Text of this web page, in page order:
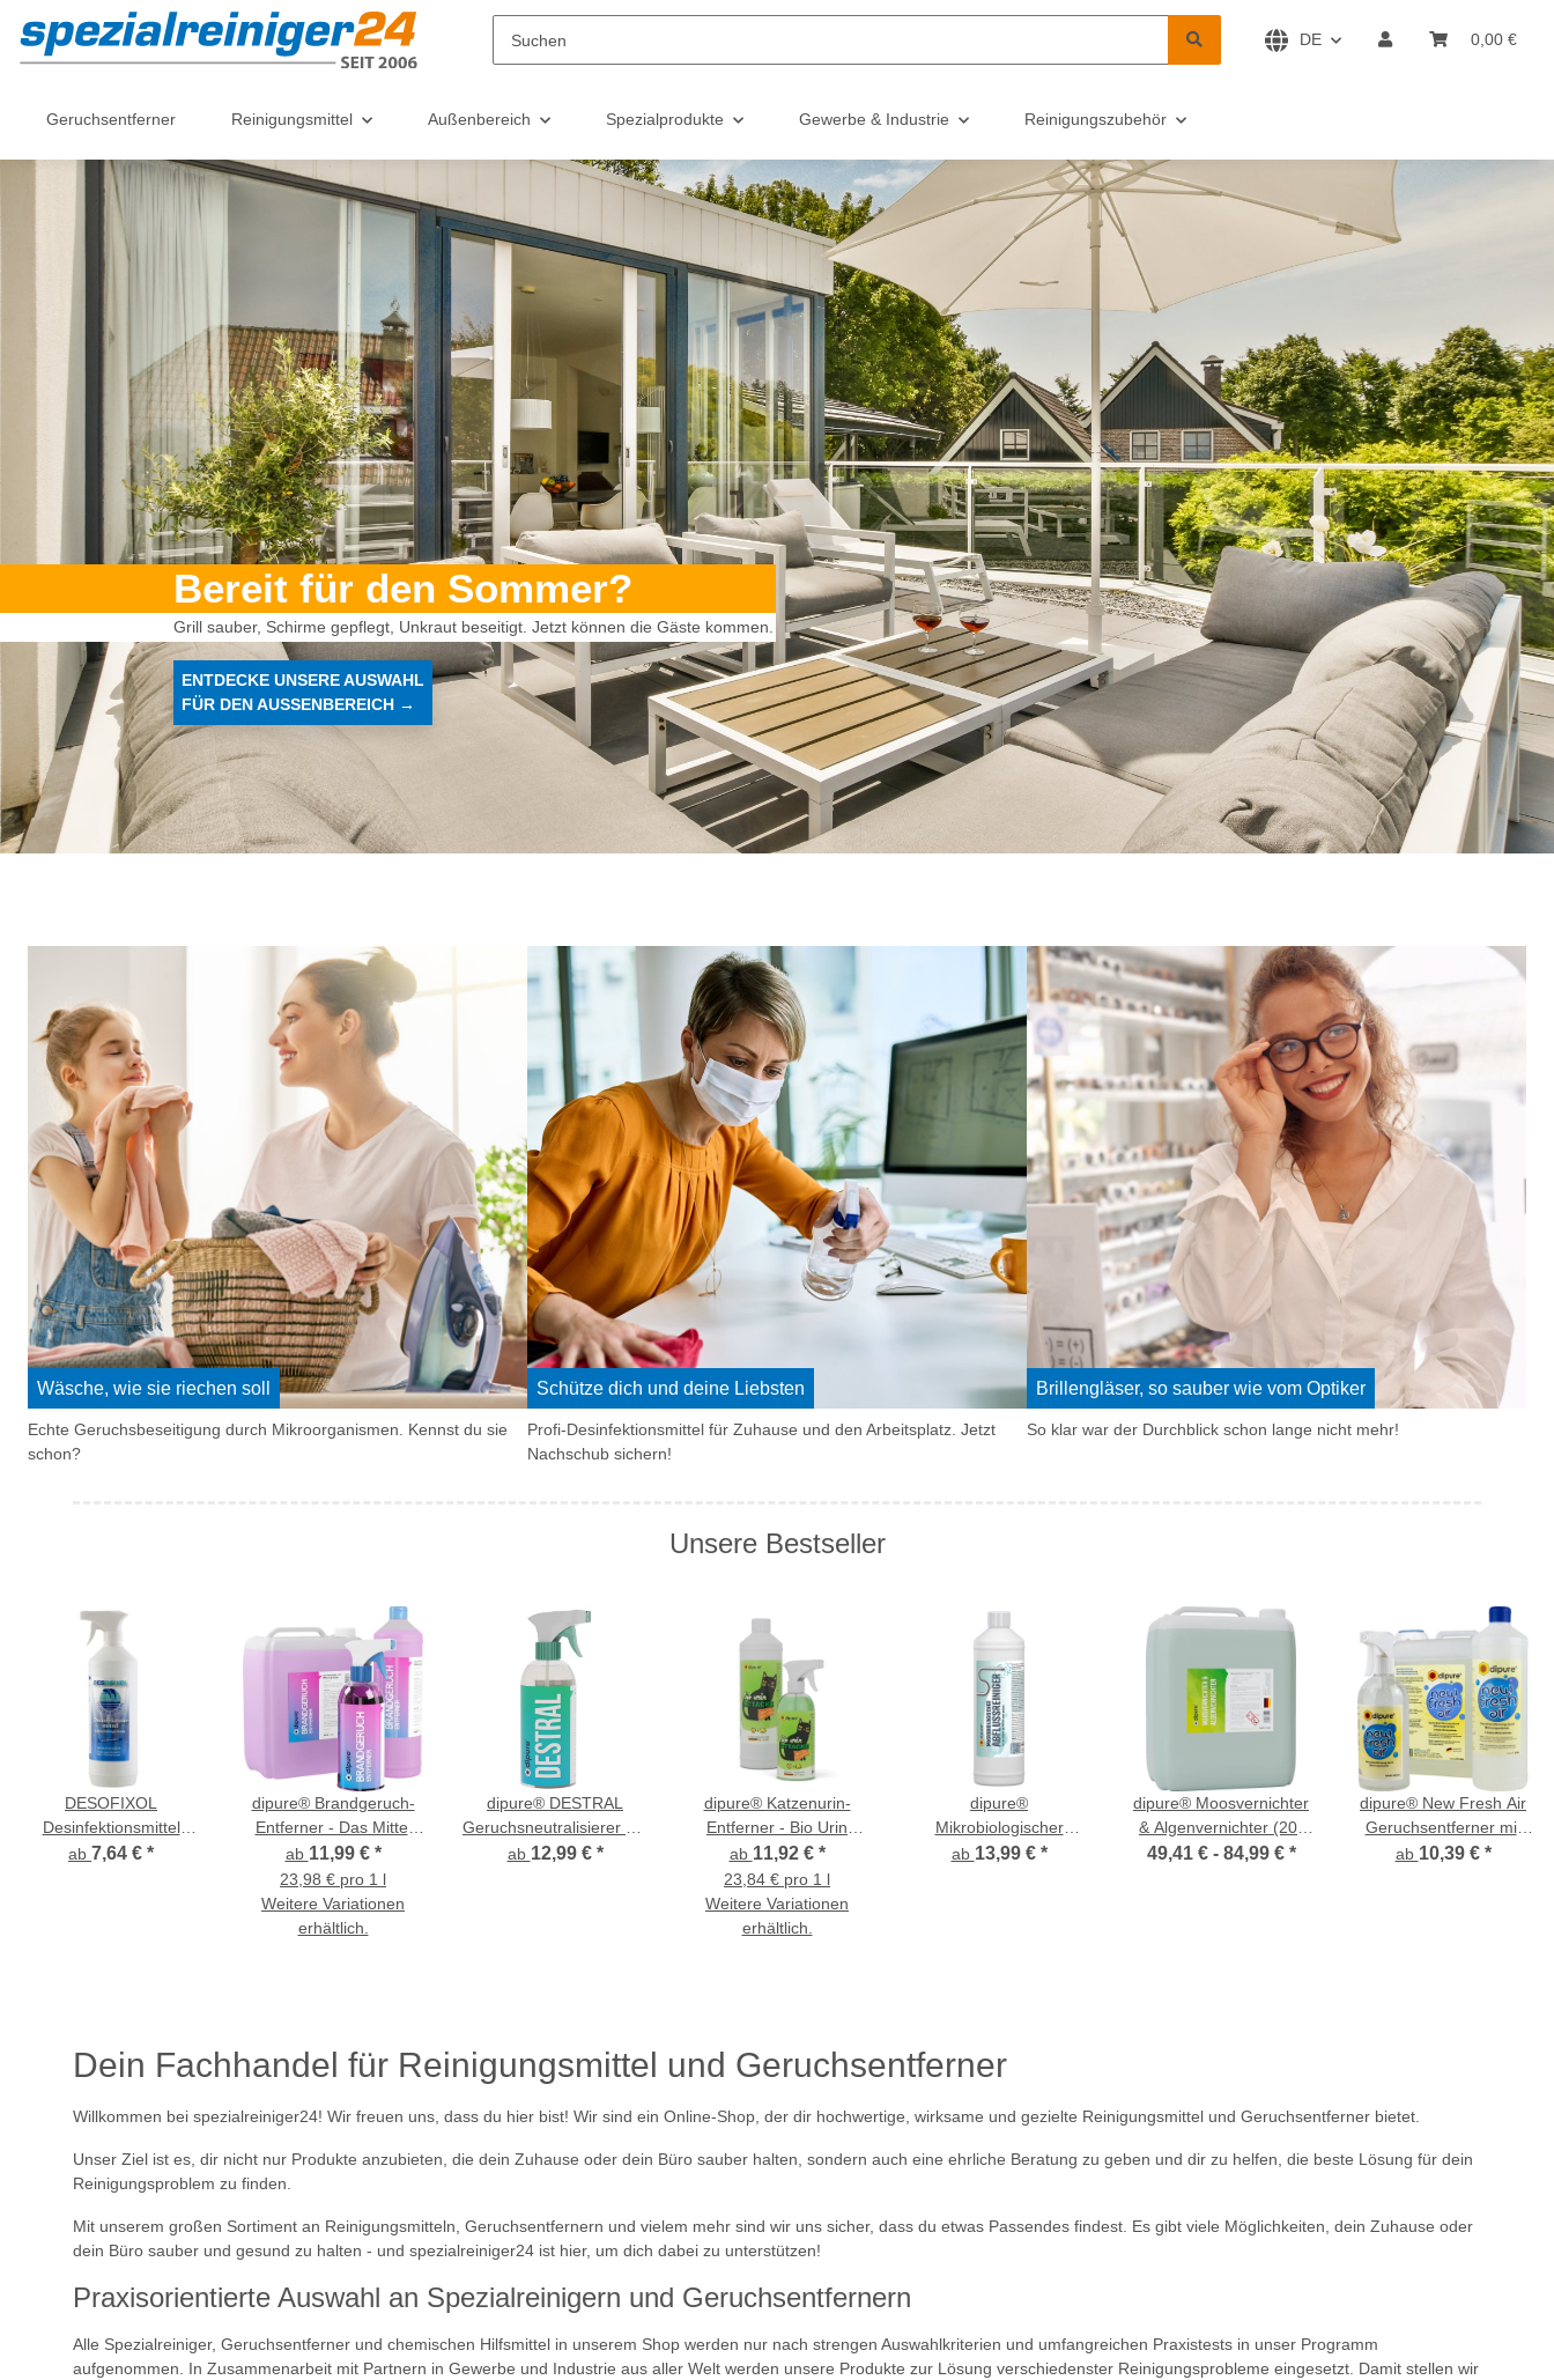
DE 0,00 €
Geruchsentferner Reinigungsmittel Außenbereich Spezialprodukte Gewerbe & Industrie Reinigungszubehör
Bereit für den Sommer?
Grill sauber, Schirme gepflegt, Unkraut beseitigt. Jetzt können die Gäste kommen.
ENTDECKE UNSERE AUSWAHL
FÜR DEN AUSSENBEREICH →
Wäsche, wie sie riechen soll
Echte Geruchsbeseitigung durch Mikroorganismen. Kennst du sie
schon?
Schütze dich und deine Liebsten
Profi-Desinfektionsmittel für Zuhause und den Arbeitsplatz. Jetzt
Nachschub sichern!
Brillengläser, so sauber wie vom Optiker
So klar war der Durchblick schon lange nicht mehr!
Unsere Bestseller
DESOFIXOL
Desinfektionsmittel
(Flächendesinfektion)
ab 7,64 € *
dipure® Brandgeruch-
Entferner - Das Mittel
gegen Brandgeruch
ab 11,99 € *
23,98 € pro 1 l
Weitere Variationen
erhältlich.
dipure® DESTRAL
Geruchsneutralisierer mit
Mikroorganismen
ab 12,99 € *
dipure® Katzenurin-
Entferner - Bio Urin
Attacke -
Geruchsentferner mit
Mikroorganismen
ab 11,92 € *
23,84 € pro 1 l
Weitere Variationen
erhältlich.
dipure®
Mikrobiologischer
Abflussreiniger
ab 13,99 € *
dipure® Moosvernichter
& Algenvernichter (20-
fach Konzentrat)
49,41 € - 84,99 € *
dipure® New Fresh Air
Geruchsentferner mit
Mikroorganismen
ab 10,39 € *
Dein Fachhandel für Reinigungsmittel und Geruchsentferner
Willkommen bei spezialreiniger24! Wir freuen uns, dass du hier bist! Wir sind ein Online-Shop, der dir hochwertige, wirksame und gezielte Reinigungsmittel und Geruchsentferner bietet.
Unser Ziel ist es, dir nicht nur Produkte anzubieten, die dein Zuhause oder dein Büro sauber halten, sondern auch eine ehrliche Beratung zu geben und dir zu helfen, die beste Lösung für dein
Reinigungsproblem zu finden.
Mit unserem großen Sortiment an Reinigungsmitteln, Geruchsentfernern und vielem mehr sind wir uns sicher, dass du etwas Passendes findest. Es gibt viele Möglichkeiten, dein Zuhause oder
dein Büro sauber und gesund zu halten - und spezialreiniger24 ist hier, um dich dabei zu unterstützen!
Praxisorientierte Auswahl an Spezialreinigern und Geruchsentfernern
Alle Spezialreiniger, Geruchsentferner und chemischen Hilfsmittel in unserem Shop werden nur nach strengen Auswahlkriterien und umfangreichen Praxistests in unser Programm
aufgenommen. In Zusammenarbeit mit Partnern in Gewerbe und Industrie aus aller Welt werden unsere Produkte zur Lösung verschiedenster Reinigungsprobleme eingesetzt. Damit stellen wir